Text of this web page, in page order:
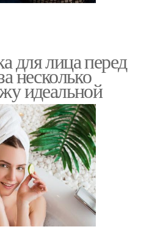
для лица перед
несколько
идеальной